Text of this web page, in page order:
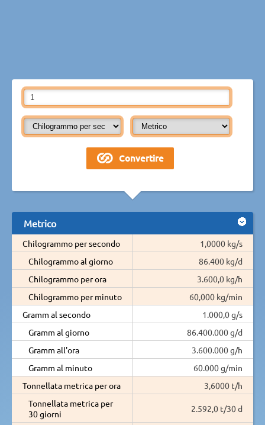
Metrico
Chilogrammo per secondo
1,0000 kg/s
Chilogrammo al giorno
86.400 kg/d
Chilogrammo per ora
3.600,0 kg/h
Chilogrammo per minuto
60,000 kg/min
Gramm al secondo
1.000,0 g/s
Gramm al giorno
86.400.000 g/d
Gramm all'ora
3.600.000 g/h
Gramm al minuto
60.000 g/min
Tonnellata metrica per ora
3,6000 t/h
Tonnellata metrica per
30 giorni
2.592,0 t/30 d